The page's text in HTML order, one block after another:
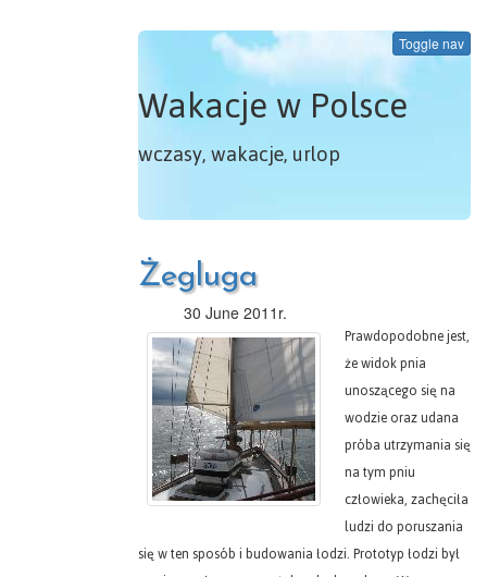
Toggle nav
Wakacje w Polsce
wczasy, wakacje, urlop
Żegluga
30 June 2011r.
Prawdopodobne jest,
że widok pnia
unoszącego się na
wodzie oraz udana
próba utrzymania się
na tym pniu
człowieka, zachęciła
ludzi do poruszania
się w ten sposób i budowania łodzi. Prototyp łodzi był